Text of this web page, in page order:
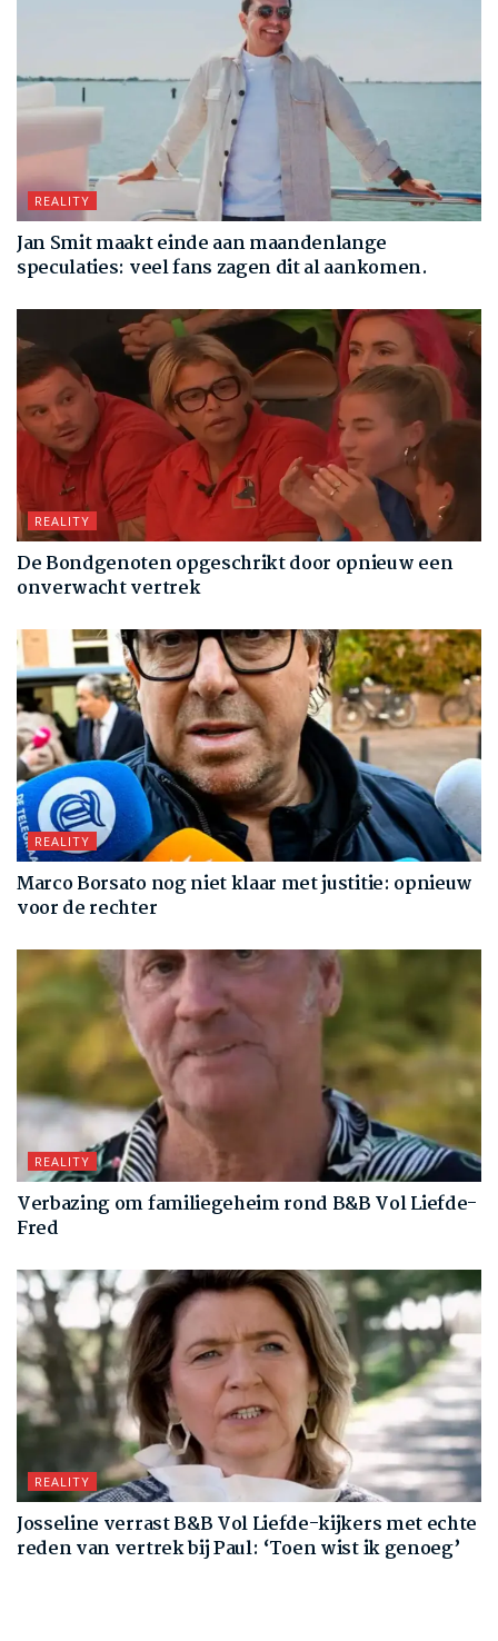
REALITY
Jan Smit maakt einde aan maandenlange
speculaties: veel fans zagen dit al aankomen.
REALITY
De Bondgenoten opgeschrikt door opnieuw een
onverwacht vertrek
REALITY
Marco Borsato nog niet klaar met justitie: opnieuw
voor de rechter
REALITY
Verbazing om familiegeheim rond B&B Vol Liefde-
Fred
REALITY
Josseline verrast B&B Vol Liefde-kijkers met echte
reden van vertrek bij Paul: ‘Toen wist ik genoeg’